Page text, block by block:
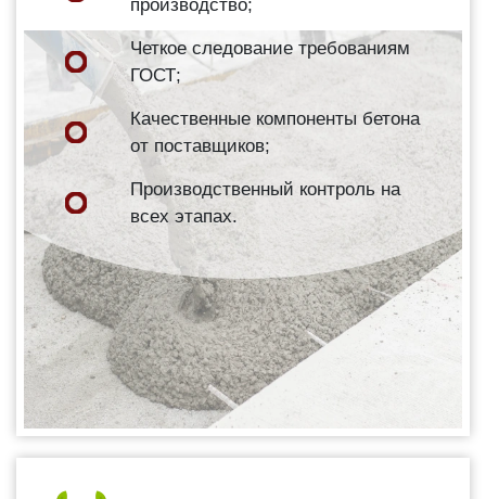
производство;
Четкое следование требованиям
ГОСТ;
Качественные компоненты бетона
от поставщиков;
Производственный контроль на
всех этапах.